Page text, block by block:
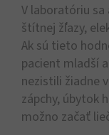
V laboratóriu sa
štítnej žľazy,
Ak sú tieto
pacient mladší
nezistili žiadne
zápchy, úbytok
možno začať